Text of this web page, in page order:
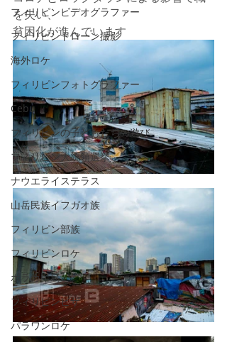
フィリピンビデオグラファー
フィリピンドローン撮影
海外ロケ
フィリピンフォトグラファー
Cebu
フィリピンの子どもたちの遊び
フィリピン大統領選挙
ナウエライステラス
山岳民族イフガオ族
フィリピン部族
フィリピンロケ
ボラカイ島
フィリピンビザ
パラワンロケ
を失い、
貧困化が進んでいます